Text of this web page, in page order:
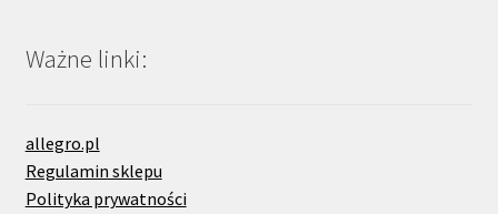
Ważne linki:
allegro.pl
Regulamin sklepu
Polityka prywatności